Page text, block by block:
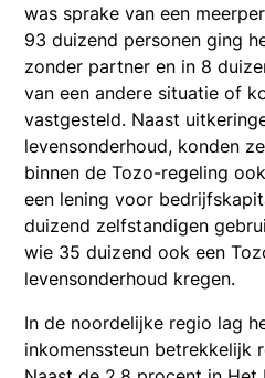
was sprake van een
93 duizend personen ging
zonder partner en in 8
van een andere situatie of
vastgesteld. Naast
levensonderhoud, konden
binnen de Tozo-regeling
een lening voor
duizend zelfstandigen
wie 35 duizend ook een
levensonderhoud kregen.
In de noordelijke regio lag
inkomenssteun betrekkelijk